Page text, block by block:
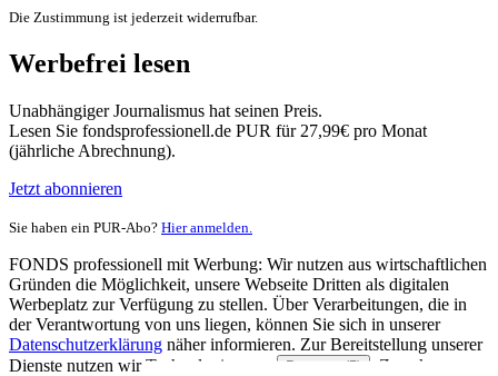
Die Zustimmung ist jederzeit widerrufbar.
Werbefrei lesen
Unabhängiger Journalismus hat seinen Preis.
Lesen Sie fondsprofessionell.de PUR für 27,99€ pro Monat
(jährliche Abrechnung).
Jetzt abonnieren
Sie haben ein PUR-Abo? Hier anmelden.
FONDS professionell mit Werbung: Wir nutzen aus wirtschaftlichen
Gründen die Möglichkeit, unsere Webseite Dritten als digitalen
Werbeplatz zur Verfügung zu stellen. Über Verarbeitungen, die in
der Verantwortung von uns liegen, können Sie sich in unserer
Datenschutzerklärung näher informieren. Zur Bereitstellung unserer
Dienste nutzen wir Technologien von
Partnern (5)
. Zwecke: